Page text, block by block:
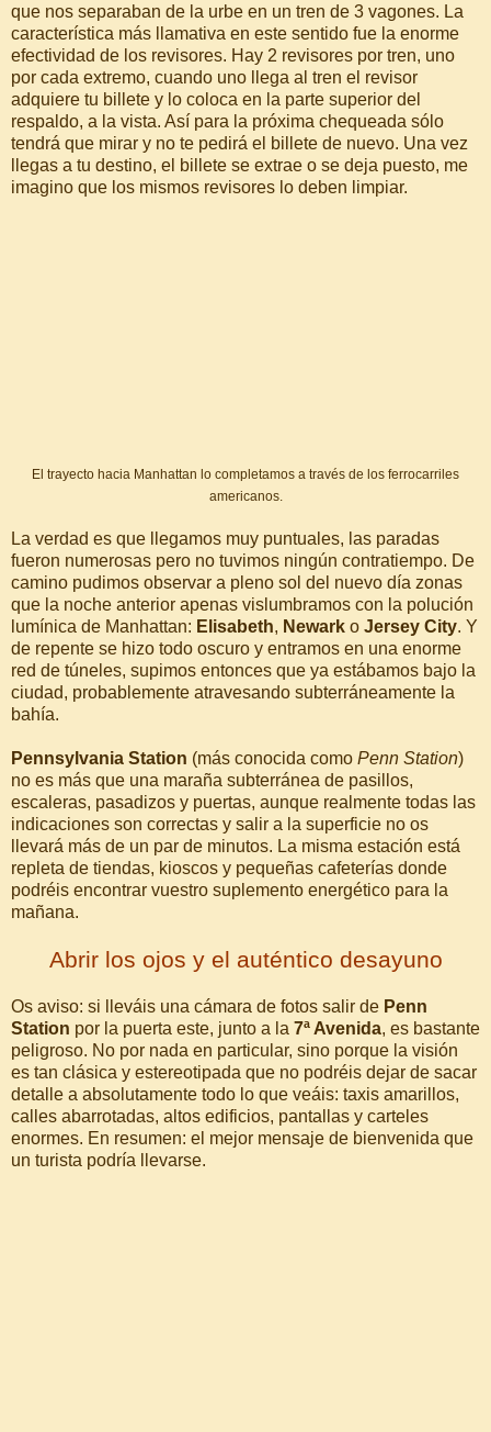
que nos separaban de la urbe en un tren de 3 vagones. La
característica más llamativa en este sentido fue la enorme
efectividad de los revisores. Hay 2 revisores por tren, uno
por cada extremo, cuando uno llega al tren el revisor
adquiere tu billete y lo coloca en la parte superior del
respaldo, a la vista. Así para la próxima chequeada sólo
tendrá que mirar y no te pedirá el billete de nuevo. Una vez
llegas a tu destino, el billete se extrae o se deja puesto, me
imagino que los mismos revisores lo deben limpiar.
El trayecto hacia Manhattan lo completamos a través de los ferrocarriles
americanos.
La verdad es que llegamos muy puntuales, las paradas
fueron numerosas pero no tuvimos ningún contratiempo. De
camino pudimos observar a pleno sol del nuevo día zonas
que la noche anterior apenas vislumbramos con la polución
lumínica de Manhattan: Elisabeth, Newark o Jersey City. Y
de repente se hizo todo oscuro y entramos en una enorme
red de túneles, supimos entonces que ya estábamos bajo la
ciudad, probablemente atravesando subterráneamente la
bahía.
Pennsylvania Station (más conocida como Penn Station)
no es más que una maraña subterránea de pasillos,
escaleras, pasadizos y puertas, aunque realmente todas las
indicaciones son correctas y salir a la superficie no os
llevará más de un par de minutos. La misma estación está
repleta de tiendas, kioscos y pequeñas cafeterías donde
podréis encontrar vuestro suplemento energético para la
mañana.
Abrir los ojos y el auténtico desayuno
Os aviso: si lleváis una cámara de fotos salir de Penn
Station por la puerta este, junto a la 7ª Avenida, es bastante
peligroso. No por nada en particular, sino porque la visión
es tan clásica y estereotipada que no podréis dejar de sacar
detalle a absolutamente todo lo que veáis: taxis amarillos,
calles abarrotadas, altos edificios, pantallas y carteles
enormes. En resumen: el mejor mensaje de bienvenida que
un turista podría llevarse.